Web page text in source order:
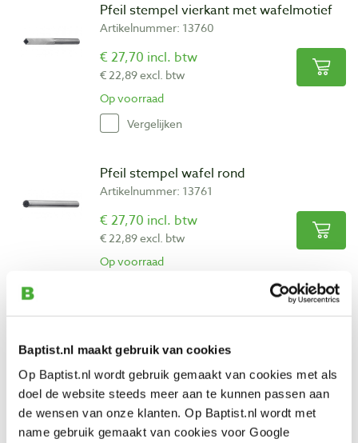
Baptist.nl maakt gebruik van cookies
Op Baptist.nl wordt gebruik gemaakt van cookies met als
doel de website steeds meer aan te kunnen passen aan
de wensen van onze klanten. Op Baptist.nl wordt met
name gebruik gemaakt van cookies voor Google
Pfeil stempel vierkant met wafelmotief
Artikelnummer: 13760
€ 27,70 incl. btw
€ 22,89 excl. btw
Op voorraad
Vergelijken
Pfeil stempel wafel rond
Artikelnummer: 13761
€ 27,70 incl. btw
€ 22,89 excl. btw
Op voorraad
Artikelnummer: 13763
€ 27,70 incl. btw
€ 22,89 excl. btw
Op voorraad